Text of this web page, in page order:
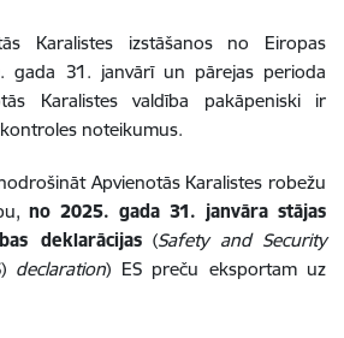
Karalistes izstāšanos no Eiropas
gada 31. janvārī un pārejas perioda
Karalistes valdība pakāpeniski ir
noteikumus.
Apvienotās Karalistes robežu
no 2025. gada 31. janvāra stājas
deklarācijas(Safety and Security
declaration) ES preču eksportam uz